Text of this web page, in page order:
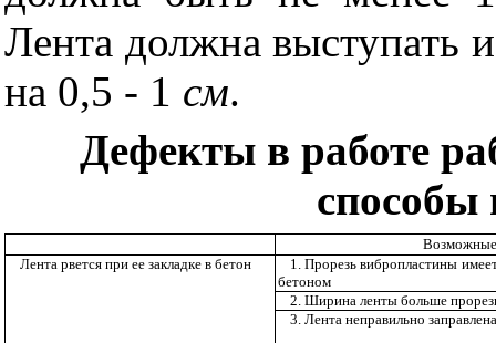
Лента должна выступать
на 0,5 - 1 см.
Дефекты в работе
способы
Лента рвется при ее закладке в бетон
1. Прорезь вибропластины
бетоном
2. Ширина ленты больше
3. Лента неправильно